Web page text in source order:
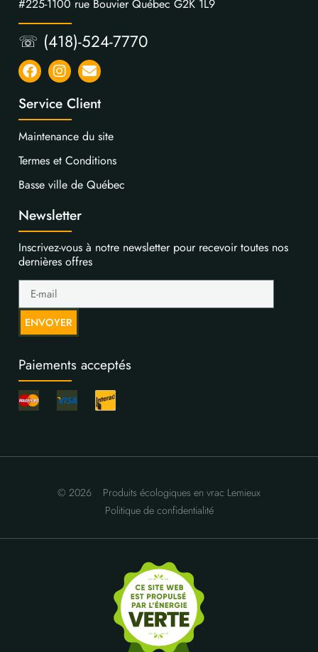
#225-1100 rue Bouvier Québec G2K 1L9
☏ (418)-524-7770
Service Client
Maintenance du site
Termes et Conditions
Basse ville de Québec
Newsletter
Inscrivez-vous à notre newsletter pour recevoir toutes nos
dernières offres
ENVOYER
Paiements acceptés
© 2026
Produits écologiques en vrac Lemieux
Politique de confidentialité